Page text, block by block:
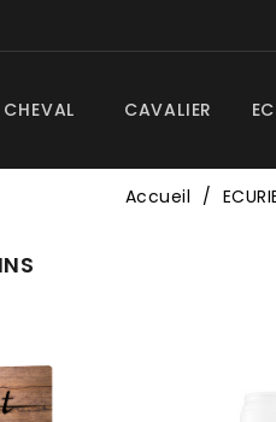
CHEVAL CAVALIER
Accueil